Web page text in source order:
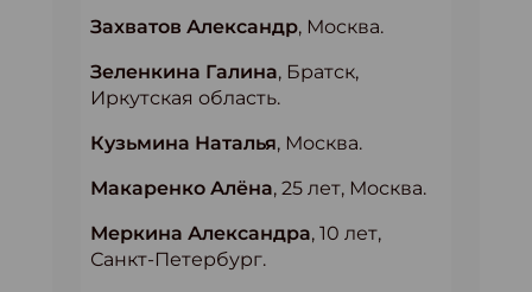
Захватов Александр, Москва.
Зеленкина Галина, Братск,
Иркутская область.
Кузьмина Наталья, Москва.
Макаренко Алёна, 25 лет, Москва.
Меркина Александра, 10 лет,
Санкт-Петербург.